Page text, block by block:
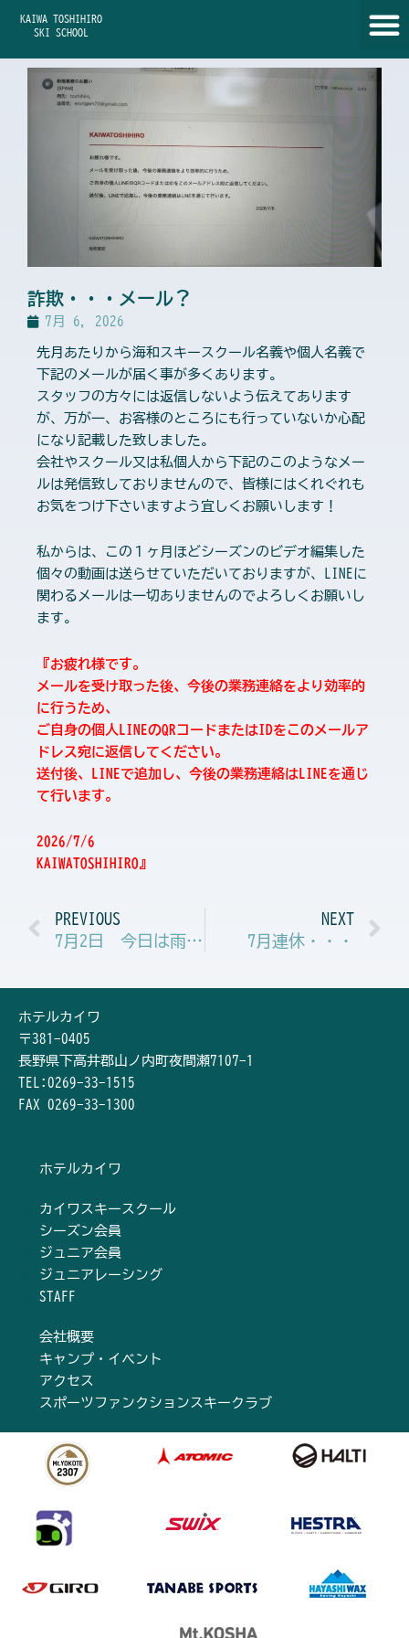
KAIWA TOSHIHIRO
SKI SCHOOL
詐欺・・・メール？
7月 6, 2026
先月あたりから海和スキースクール名義や個人名義で
下記のメールが届く事が多くあります。
スタッフの方々には返信しないよう伝えてあります
が、万が一、お客様のところにも行っていないか心配
になり記載した致しました。
会社やスクール又は私個人から下記のこのようなメー
ルは発信致しておりませんので、皆様にはくれぐれも
お気をつけ下さいますよう宜しくお願いします！
私からは、この１ヶ月ほどシーズンのビデオ編集した
個々の動画は送らせていただいておりますが、LINEに
関わるメールは一切ありませんのでよろしくお願いし
ます。
『お疲れ様です。
メールを受け取った後、今後の業務連絡をより効率的
に行うため、
ご自身の個人LINEのQRコードまたはIDをこのメールア
ドレス宛に返信してください。
送付後、LINEで追加し、今後の業務連絡はLINEを通じ
て行います。
2026/7/6
KAIWATOSHIHIRO』
Prev
PREVIOUS
7月2日 今日は雨・・涼しいね！
NEXT
7月連休・・・
ホテルカイワ
〒381-0405
長野県下高井郡山ノ内町夜間瀬7107-1
TEL:0269-33-1515
FAX 0269-33-1300
ホテルカイワ
カイワスキースクール
シーズン会員
ジュニア会員
ジュニアレーシング
STAFF
会社概要
キャンプ・イベント
アクセス
スポーツファンクションスキークラブ